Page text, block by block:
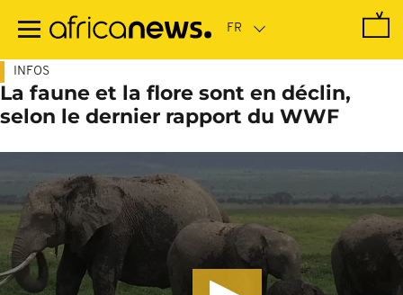
contenu
INFOS
La faune et la flore sont en déclin,
selon le dernier rapport du WWF